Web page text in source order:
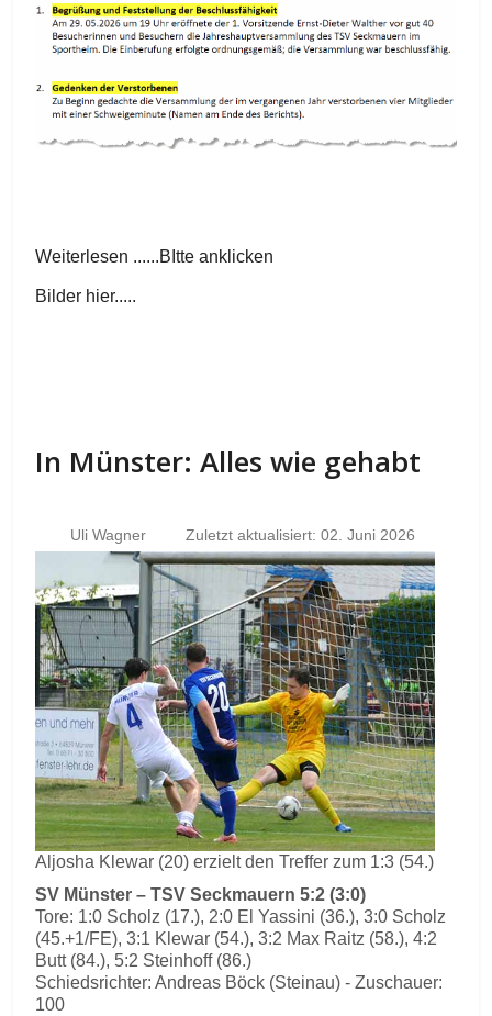
Weiterlesen ......BItte anklicken
Bilder hier.....
In Münster: Alles wie gehabt
Uli Wagner Zuletzt aktualisiert: 02. Juni 2026
Aljosha Klewar (20) erzielt den Treffer zum 1:3 (54.)
SV Münster – TSV Seckmauern 5:2 (3:0)
Tore: 1:0 Scholz (17.), 2:0 El Yassini (36.), 3:0 Scholz
(45.+1/FE), 3:1 Klewar (54.), 3:2 Max Raitz (58.), 4:2
Butt (84.), 5:2 Steinhoff (86.)
Schiedsrichter: Andreas Böck (Steinau) - Zuschauer:
100